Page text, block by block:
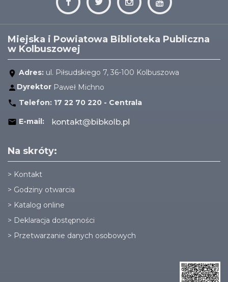
Miejska i Powiatowa Biblioteka Publiczna
w Kolbuszowej
Adres: ul. Piłsudskiego 7, 36-100 Kolbuszowa
Dyrektor Paweł Michno
Telefon: 17 22 70 220 - Centrala
E-mail:
Na skróty:
> Kontakt
> Godziny otwarcia
> Katalog online
> Deklaracja dostępności
> Przetwarzanie danych osobowych